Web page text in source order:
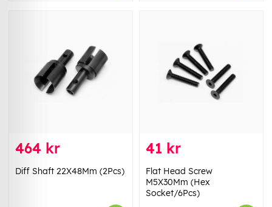
464 kr
Diff Shaft 22X48Mm (2Pcs)
41 kr
Flat Head Screw
M5X30Mm (Hex
Socket/6Pcs)